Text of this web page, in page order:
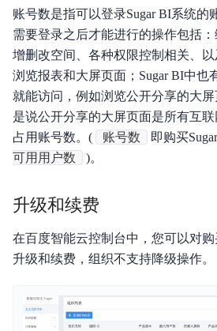
账号数是指可以登录Sugar BI系统的
需要登录之后才能进行的操作包括：
增删改空间、各种权限控制相关、
浏览报表和大屏页面；Sugar BI中也
就能访问，例如浏览公开分享的大
是说公开分享的大屏页面是所有互
占用账号数。(
账号数 即购买
可用用户数
)。
升级和续费
在百度智能云控制台中，您可以对购
升级和续费，组织不支持降级操作。